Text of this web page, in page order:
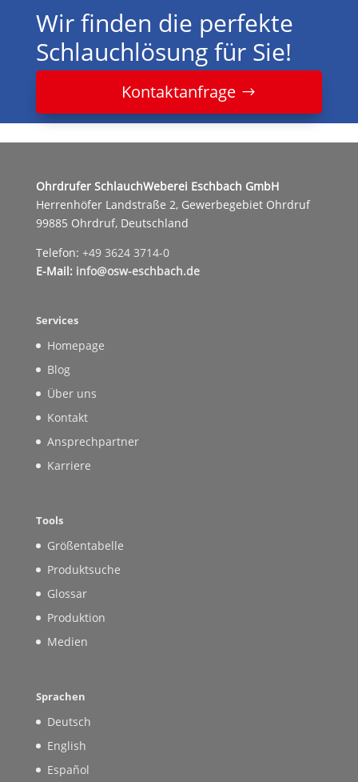
Wir finden die perfekte
Schlauchlösung für Sie!
Kontaktanfrage
Ohrdrufer SchlauchWeberei Eschbach GmbH
Herrenhöfer Landstraße 2, Gewerbegebiet Ohrdruf
99885 Ohrdruf, Deutschland
Telefon: +49 3624 3714-0
E-Mail: info@osw-eschbach.de
Services
Homepage
Blog
Über uns
Kontakt
Ansprechpartner
Karriere
Tools
Größentabelle
Produktsuche
Glossar
Produktion
Medien
Sprachen
Deutsch
English
Español